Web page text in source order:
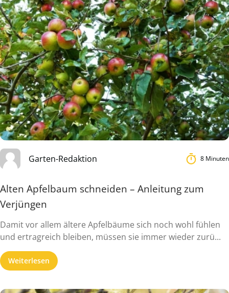
Garten-Redaktion 8 Minuten
Alten Apfelbaum schneiden – Anleitung zum
Verjüngen
Damit vor allem ältere Apfelbäume sich noch wohl fühlen
und ertragreich bleiben, müssen sie immer wieder zurü...
Weiterlesen